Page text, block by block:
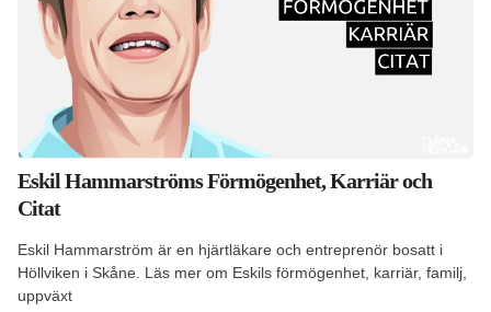
Eskil Hammarströms Förmögenhet, Karriär och
Citat
Eskil Hammarström är en hjärtläkare och entreprenör bosatt i
Höllviken i Skåne. Läs mer om Eskils förmögenhet, karriär, familj,
uppväxt